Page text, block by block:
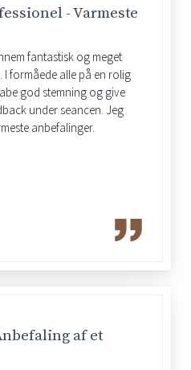
- Varmeste
fantastisk og meget
formåede alle på en rolig
god stemning og give
under seancen. Jeg
anbefalinger.
af et